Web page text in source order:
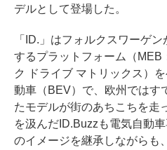
デルとして登場した。
「ID.」はフォルクスワーゲ
するプラットフォーム（MEB
ク ドライブ マトリックス）
動車（BEV）で、欧州ではす
たモデルが街のあちこちを走
を汲んだID.Buzzも電気自動
のイメージを継承しながらも